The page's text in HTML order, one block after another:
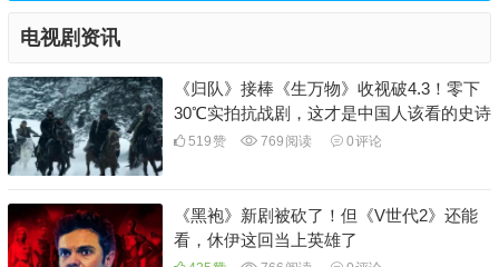
电视剧资讯
《归队》接棒《生万物》收视破4.3！零下
30℃实拍抗战剧，这才是中国人该看的史诗
519赞 769 阅读 0评论
《黑袍》新剧被砍了！但《V世代2》还能
看，休伊这回当上英雄了